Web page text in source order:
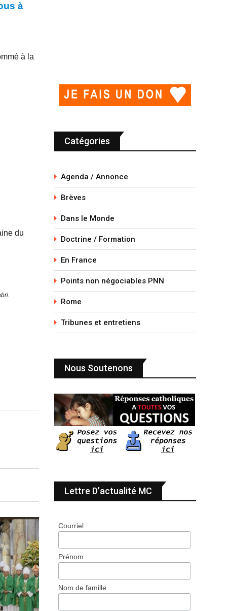
à
à la
du
Catégories
Agenda / Annonce
Brèves
Dans le Monde
Doctrine / Formation
En France
Points non négociables PNN
Rome
Tribunes et entretiens
Nous Soutenons
Lettre D’actualité MC
Courriel
Prénom
Nom de famille